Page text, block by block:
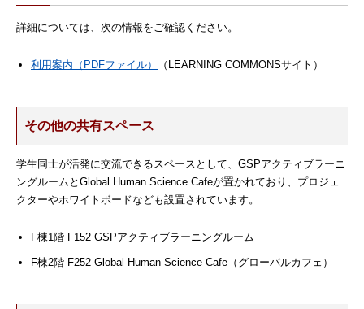
詳細については、次の情報をご確認ください。
利用案内（PDFファイル） （LEARNING COMMONSサイト）
その他の共有スペース
学生同士が活発に交流できるスペースとして、GSPアクティブラーニ
ングルームとGlobal Human Science Cafeが置かれており、プロジェ
クターやホワイトボードなども設置されています。
F棟1階 F152 GSPアクティブラーニングルーム
F棟2階 F252 Global Human Science Cafe（グローバルカフェ）